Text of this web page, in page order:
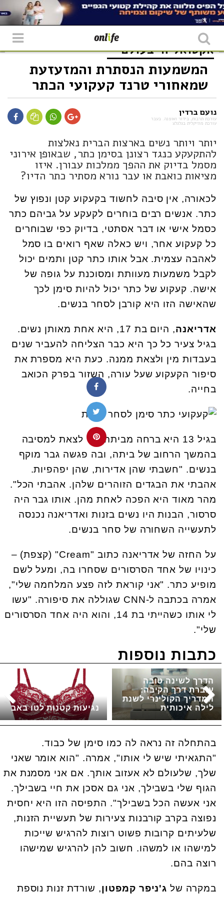
אקטואליה בעולם
המשמעות הנסתרת והמזעזעת
שמאחורי טרנד קעקועי הכתר
נועם ברדין
עורכת תרבות, בידור ואופנה. בעבר
עורכת מוזיקלית בגלגלצ
יותר ויותר נשים בארצות הברית נאלצות
להתקעקע כנגד רצונן בסימן כתר, שבאופן אירוני
מסמל בדיוק את ההפך ממלכות עבורן. איזו
מציאות כואבת או עבר נורא מסתיר כתר הדיו?
לכאורה, אין סיבה לחשוד בקעקוע קטן ונפוץ של
כתר. אנשים רבים בוחרים לקעקע על גביהם כתר
כסמל אישי או דבר אסתטי, בדיוק כפי שבוחרים
כל קעקוע אחר, ויש כאלה שאף רואים בו סמל
לאהבה עצמית. אבל אותו כתר קטן ותמים יכול
לקבל משמעות מעוותת ומסוכנת על גופה של
אישה. קעקוע של כתר יכול להיות סימן לכך
שהאישה הזו היא קורבן לסחר בנשים.
אדריאנה
, היום בת 17, היא אחת מאותן נשים.
בגיל צעיר כל כך היא כבר הצליחה להעביר שנים
בעבדות מין ולצאת ממנה. כעת היא מספרת את
סיפור הקעקוע שעל עורה, השזור בפרק הכואב
בחייה.
בגיל 13 היא ברחה מביתה כדי לצאת למסיבה
בהמשך הרחוב של ביתה, ובה פגשה גבר מוקף
בנשים. "חשבתי שהן אדירות, שהן יפהפיות.
אהבתי את הבגדים הזוהרים שלהן. אהבתי הכל".
מהר מאוד היא הפכה לאחת מהן. אותו גבר היה
סרסור, הבנות היו נשים בזנות ואדריאנה נכנסה
לתעשייה השחורה של סחר בנשים.
על החזה של אדריאנה כתוב "Cream" (קצפת) –
כינויו של אחד הסרסורים שסחרו בה, ומעל לשם
מופיע כתר. "אני קוראת לזה פצע המלחמה שלי",
אמרה בכתבה ל-CNN שגוללה את סיפורה. "עשו
לי אותו כשהייתי בת 14, והוא היה אחד הסרסורים
שלי".
כתבות נוספות
נגיעות קטנות לטו באב
הדרך לשינה טובה
עוברת דרך הקיבה:
המדריך הקולינרי לשנת
לילה איכותית
בהתחלה זה נראה לה כמו סימן של כבוד.
"התגאיתי שיש לי אותו", אמרה. "הוא אומר שאני
שלך, שלעולם לא אעזוב אותך. אם אני מסמנת את
הגוף שלי בשבילך, אני גם אסכן את חיי בשבילך.
אני אעשה הכל בשבילך". התפיסה הזו היא יחסית
נפוצה בקרב קורבנות צעירות של תעשיית הזנות,
שלעיתים קרובות פשוט רוצות להרגיש שייכות
למישהו או למשהו. חשוב להן להרגיש שמישהו
רוצה בהם.
במקרה של ג'ניפר קמפטון, שורדת זנות נוספת